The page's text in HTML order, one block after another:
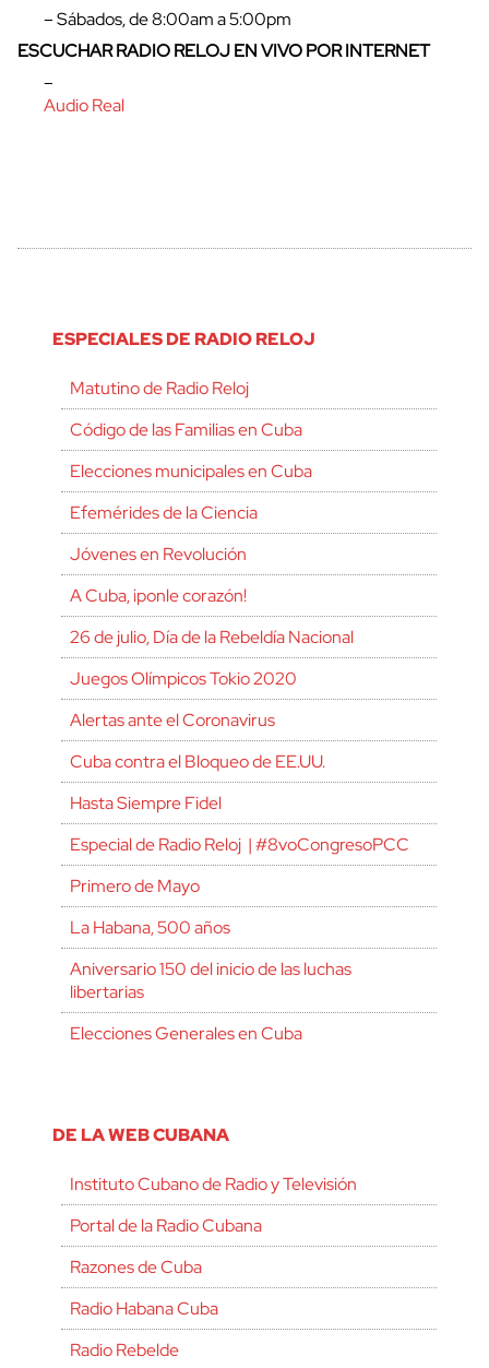
– Sábados, de 8:00am a 5:00pm
ESCUCHAR RADIO RELOJ EN VIVO POR INTERNET
–
Audio Real
ESPECIALES DE RADIO RELOJ
Matutino de Radio Reloj
Código de las Familias en Cuba
Elecciones municipales en Cuba
Efemérides de la Ciencia
Jóvenes en Revolución
A Cuba, ¡ponle corazón!
26 de julio, Día de la Rebeldía Nacional
Juegos Olímpicos Tokio 2020
Alertas ante el Coronavirus
Cuba contra el Bloqueo de EE.UU.
Hasta Siempre Fidel
Especial de Radio Reloj | #8voCongresoPCC
Primero de Mayo
La Habana, 500 años
Aniversario 150 del inicio de las luchas
libertarias
Elecciones Generales en Cuba
DE LA WEB CUBANA
Instituto Cubano de Radio y Televisión
Portal de la Radio Cubana
Razones de Cuba
Radio Habana Cuba
Radio Rebelde